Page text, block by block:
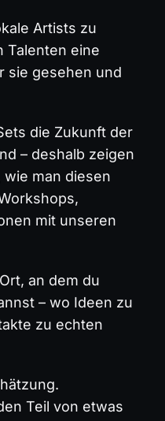
Artists zu
Talenten eine
sie gesehen und
die Zukunft der
– deshalb zeigen
man diesen
mit unseren
an dem du
– wo Ideen zu
zu echten
Teil von etwas